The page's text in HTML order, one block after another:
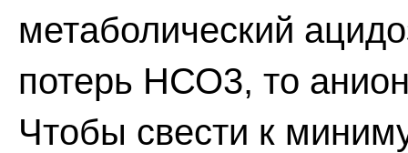
метаболический
потерь НСО3, то
Чтобы свести к